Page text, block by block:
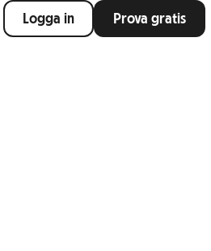
Logga in Prova gratis